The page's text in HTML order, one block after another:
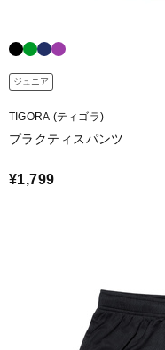
ジュニア
TIGORA (ティゴラ)
プラクティスパンツ
¥1,799